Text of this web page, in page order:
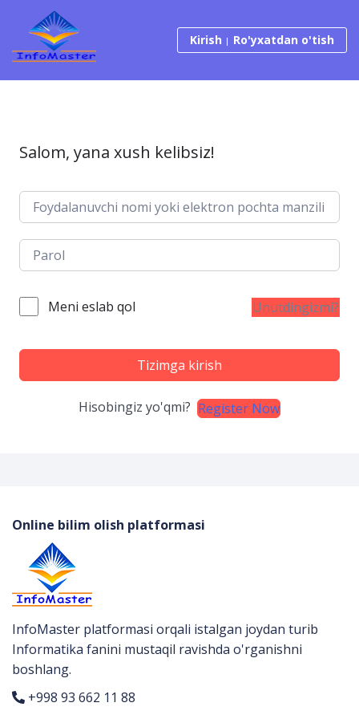
Tarkibga o‘tish
Kirish Ro'yxatdan o'tish
Salom, yana xush kelibsiz!
Meni eslab qol Unutdingizmi?
Tizimga kirish
Hisobingiz yo'qmi? Register Now
Online bilim olish platformasi
InfoMaster platformasi orqali istalgan joydan turib
Informatika fanini mustaqil ravishda o'rganishni
boshlang.
+998 93 662 11 88